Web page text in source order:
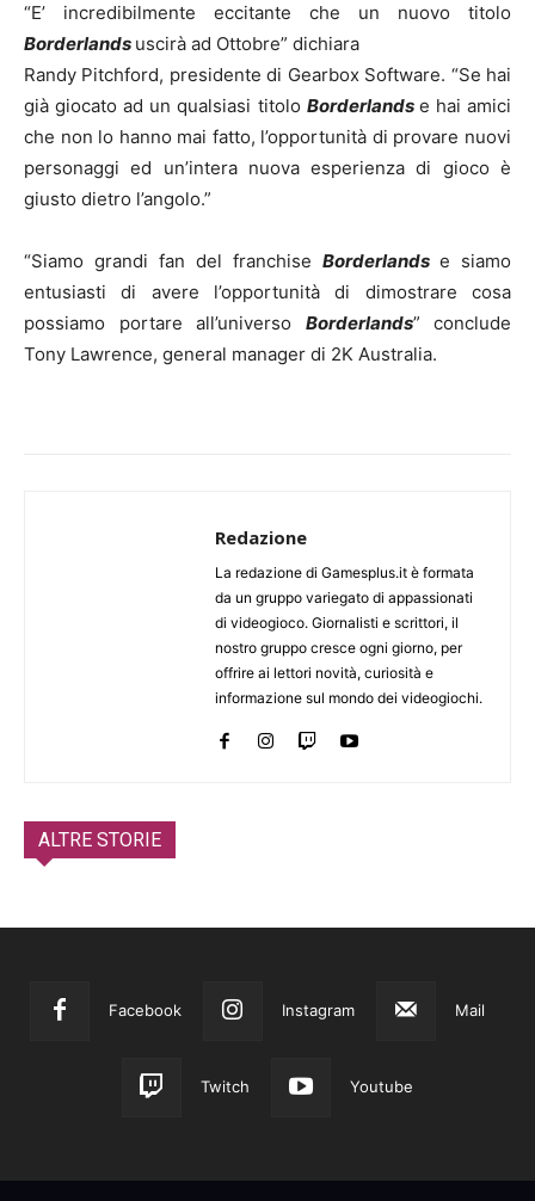
“E’ incredibilmente eccitante che un nuovo titolo
Borderlands uscirà ad Ottobre” dichiara
Randy Pitchford, presidente di Gearbox Software. “Se hai
già giocato ad un qualsiasi titolo Borderlands e hai amici
che non lo hanno mai fatto, l’opportunità di provare nuovi
personaggi ed un’intera nuova esperienza di gioco è
giusto dietro l’angolo.”
“Siamo grandi fan del franchise Borderlands e siamo
entusiasti di avere l’opportunità di dimostrare cosa
possiamo portare all’universo Borderlands” conclude
Tony Lawrence, general manager di 2K Australia.
Redazione
La redazione di Gamesplus.it è formata
da un gruppo variegato di appassionati
di videogioco. Giornalisti e scrittori, il
nostro gruppo cresce ogni giorno, per
offrire ai lettori novità, curiosità e
informazione sul mondo dei videogiochi.
ALTRE STORIE
Facebook Instagram Mail
Twitch Youtube